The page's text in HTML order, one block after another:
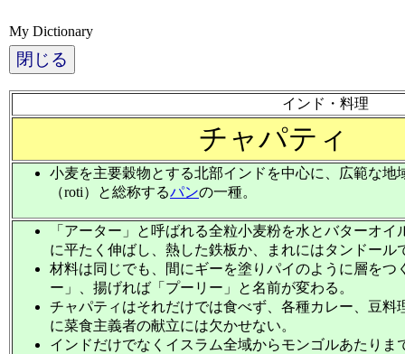
インド・料理
チャパティ
小麦を主要穀物とする北部インドを中心に、広範な地
（roti）と総称するパンの一種。
「アーター」と呼ばれる全粒小麦粉を水とバターオ
に平たく伸ばし、熱した鉄板か、まれにはタンドール
材料は同じでも、間にギーを塗りパイのように層をつ
ー」、揚げれば「プーリー」と名前が変わる。
チャパティはそれだけでは食べず、各種カレー、豆料
に菜食主義者の献立には欠かせない。
インドだけでなくイスラム全域からモンゴルあたりま
My Dictionary
閉じる